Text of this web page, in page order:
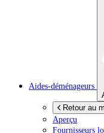
Aides-déménageurs
Retour au
Aperçu
Fournisseurs